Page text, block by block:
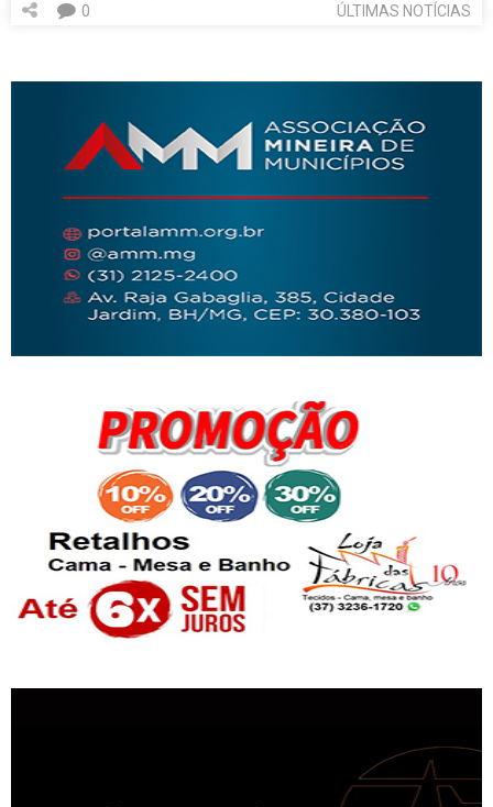
ÚLTIMAS NOTÍCIAS
0